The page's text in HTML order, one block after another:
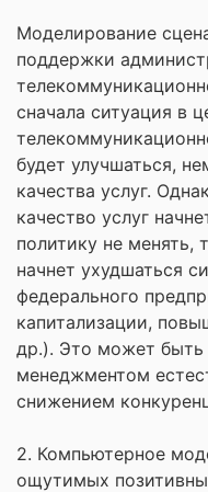
Моделирование
поддержки
сначала ситуация в
будет улучшаться,
качества услуг.
качество услуг
политику не менять,
начнет ухудшаться
федерального
капитализации,
др.). Это может быть
менеджментом
снижением
2. Компьютерное
ощутимых